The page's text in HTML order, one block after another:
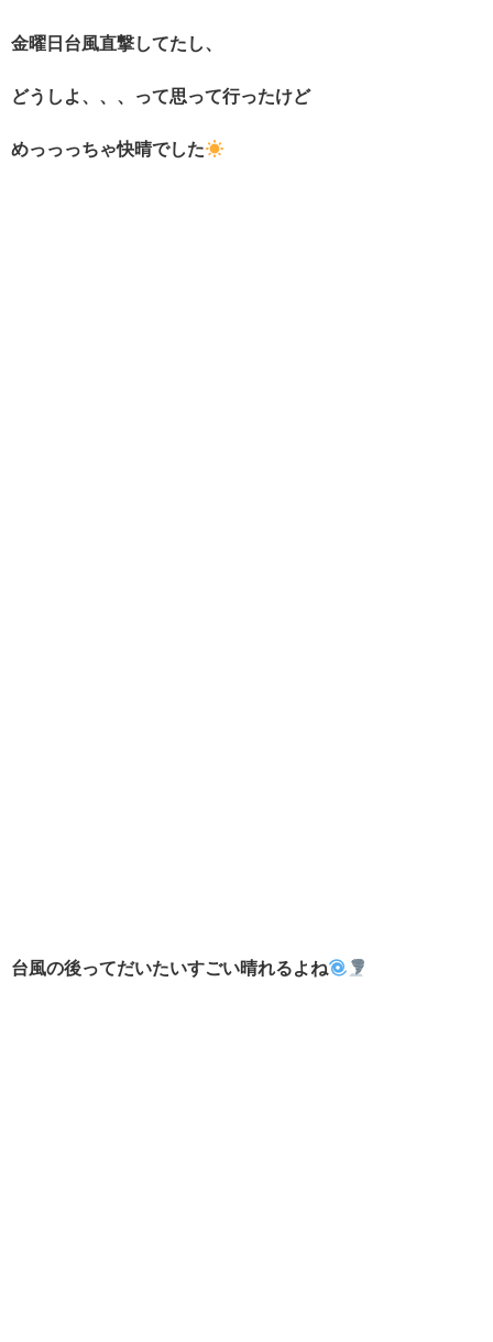
金曜日台風直撃してたし、
どうしよ、、、って思って行ったけど
めっっっちゃ快晴でした
台風の後ってだいたいすごい晴れるよね